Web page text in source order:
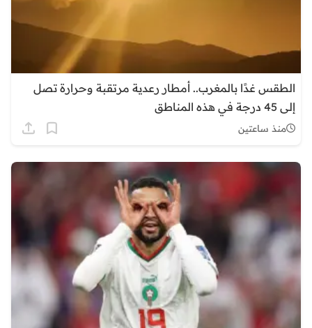
الطقس غدًا بالمغرب.. أمطار رعدية مرتقبة وحرارة تصل
إلى 45 درجة في هذه المناطق
منذ ساعتين